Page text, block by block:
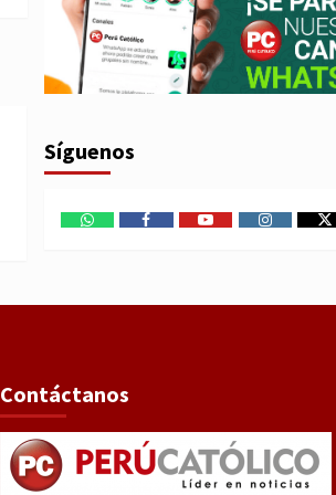
Síguenos
WhatsAppFacebookYoutubeInstagram
X
Contáctanos